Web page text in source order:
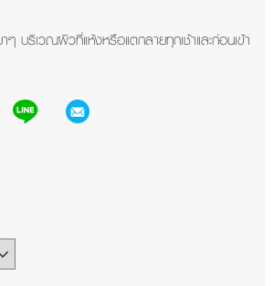
าๆ บริเวณผิวที่แห้งหรือแตกลายทุกเช้าและก่อนเข้า